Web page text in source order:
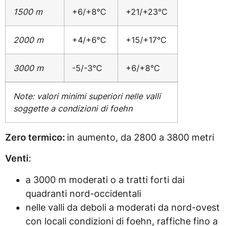
1500 m +6/+8°C +21/+23°C
2000 m +4/+6°C +15/+17°C
3000 m -5/-3°C +6/+8°C
Note: valori minimi superiori nelle valli
soggette a condizioni di foehn
Zero termico: in aumento, da 2800 a 3800 metri
Venti:
a 3000 m moderati o a tratti forti dai
quadranti nord-occidentali
nelle valli da deboli a moderati da nord-ovest
con locali condizioni di foehn, raffiche fino a